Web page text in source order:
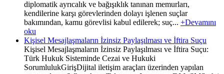
diplomatik ayrıcalık ve bağışıklık tanınan memurları,
kendilerine karşı görevlerinden dolayı işlenen suçlar
bakımından, kamu görevlisi kabul edilerek; suç... +Devamını
oku
Kişisel Mesajlaşmaların İzinsiz Paylaşılması ve İftira Suçu
Kişisel Mesajlaşmaların İzinsiz Paylaşılması ve İftira Suçu:
Türk Hukuk Sisteminde Cezai ve Hukuki
SorumlulukGirişDijital iletişim araçları üzerinden yapılan